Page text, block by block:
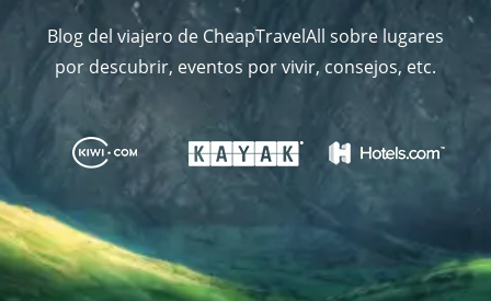
Blog del viajero de CheapTravelAll sobre lugares
por descubrir, eventos por vivir, consejos, etc.